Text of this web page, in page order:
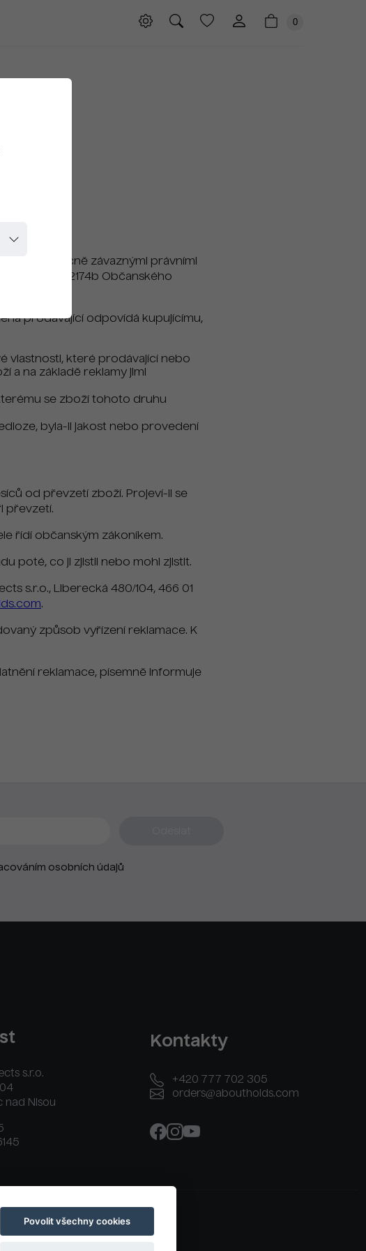
0
obecně závaznými právními
§ 2161 až 2174b Občanského
prodávající odpovídá kupujícímu,
vlastnosti, které prodávající nebo
a na základě reklamy jimi
se zboží tohoto druhu
byla-li jakost nebo provedení
od převzetí zboží. Projeví-li se
převzetí.
řídí občanským zákoníkem.
poté, co ji zjistil nebo mohl zjistit.
s.r.o., Liberecká 480/104, 466 01
.
způsob vyřízení reklamace. K
reklamace, písemně informuje
osobních údajů
s.r.o.
nad Nisou
Kontakty
+420 777 702 305
orders@aboutholds.com
Povolit všechny cookies